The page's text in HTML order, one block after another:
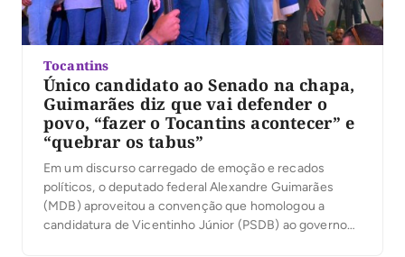
Tocantins
Único candidato ao Senado na chapa,
Guimarães diz que vai defender o
povo, “fazer o Tocantins acontecer” e
“quebrar os tabus”
Em um discurso carregado de emoção e recados
políticos, o deputado federal Alexandre Guimarães
(MDB) aproveitou a convenção que homologou a
candidatura de Vicentinho Júnior (PSDB) ao governo